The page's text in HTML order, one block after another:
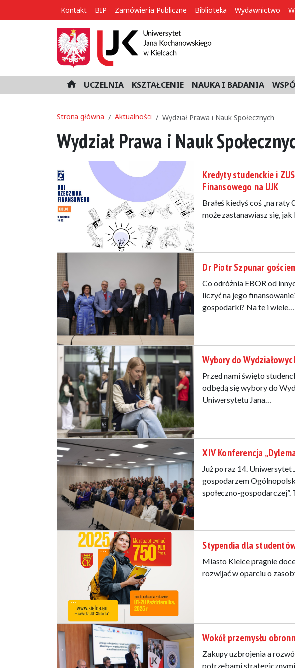
Kontakt BIP Zamówienia Publiczne Biblioteka Wydawnictwo
H
o
e
UCZELNIA KSZTAŁCENIE NAUKA I BADANIA
Strona główna Aktualności Wydział Prawa i Nauk Społecznych
Wydział Prawa i Nauk
Kredyty studenckie i
Finansowego na UJK
Brałeś kiedyś coś „na raty
może zastanawiasz się,
Dr Piotr Szpunar
Co odróżnia EBOR od
liczyć na jego
gospodarki? Na te i wiele…
Wybory do
Przed nami święto
odbędą się wybory do
Uniwersytetu Jana…
XIV Konferencja
Już po raz 14.
gospodarzem
społeczno-gospodarczej”.
Stypendia dla
Miasto Kielce pragnie
rozwijać w oparciu o
Wokół przemysłu
Zakupy uzbrojenia a
potrzebami